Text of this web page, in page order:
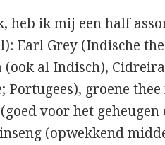
heb ik mij een half
Earl Grey (Indische
al Indisch), Cidreira
groene thee
voor het geheugen
(opwekkend